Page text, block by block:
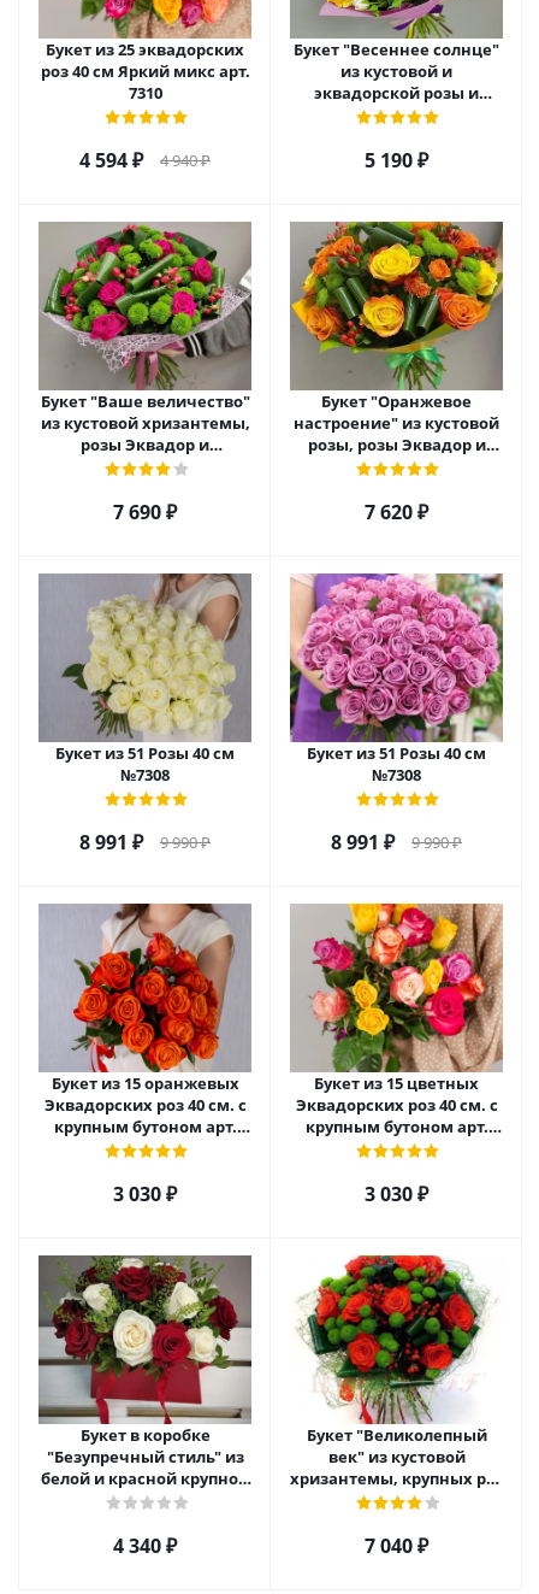
Букет из 25 эквадорских
роз 40 см Яркий микс арт.
7310
4 594₽ 4 940₽
Букет "Весеннее солнце"
из кустовой и
эквадорской розы и
ирисов. арт. 28484
5 190₽
Букет "Ваше величество"
из кустовой хризантемы,
розы Эквадор и
гиперикума арт. 6976
7 690₽
Букет "Оранжевое
настроение" из кустовой
розы, розы Эквадор и
гиперикума арт. 22523
7 620₽
Букет из 51 Розы 40 см
№7308
8 991 ₽ 9 990₽
Букет из 51 Розы 40 см
№7308
8 991 ₽ 9 990₽
Букет из 15 оранжевых
Эквадорских роз 40 см. с
крупным бутоном арт.
50564
3 030₽
Букет из 15 цветных
Эквадорских роз 40 см. с
крупным бутоном арт.
50564
3 030₽
Букет в коробке
"Безупречный стиль" из
белой и красной крупной
розы Эквадор. арт. 5515
4 340₽
Букет "Великолепный
век" из кустовой
хризантемы, крупных роз
и альстромерии арт. 6977
7 040₽